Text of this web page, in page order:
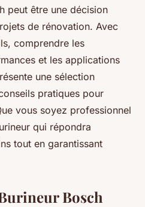
: guide pour
outil
de lecture
peut être une décision
de rénovation. Avec
comprendre les
et les applications
une sélection
pratiques pour
vous soyez professionnel
qui répondra
tout en garantissant
Bosch